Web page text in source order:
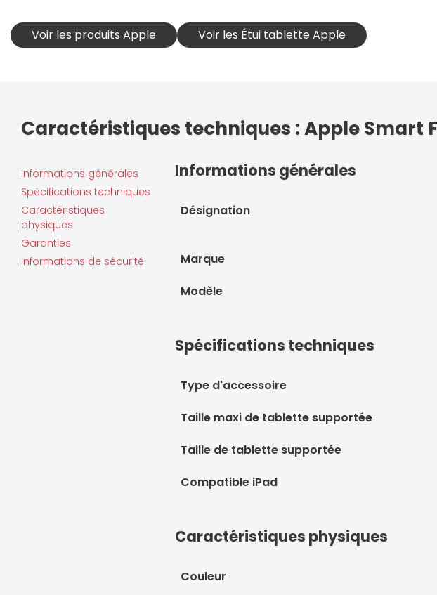
Voir les produits Apple Voir les Étui tablette Apple
Caractéristiques techniques : Apple Smart
Informations générales
Spécifications techniques
Caractéristiques
physiques
Garanties
Informations de sécurité
Informations générales
Désignation
Marque
Modèle
Spécifications techniques
Type d'accessoire
Taille maxi de tablette supportée
Taille de tablette supportée
Compatible iPad
Caractéristiques physiques
Couleur